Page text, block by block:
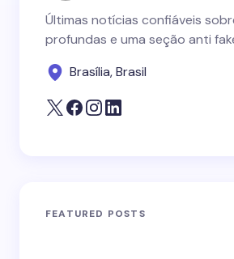
Últimas notícias confiáveis
profundas e uma seção anti
Brasília, Brasil
FEATURED POSTS